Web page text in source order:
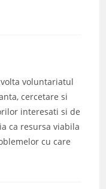
voluntariatul
cercetare si
interesati si de
ca resursa viabila
cu care